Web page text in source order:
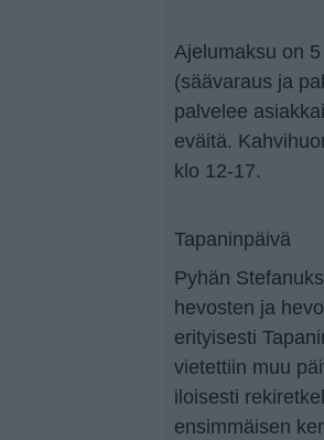
Ajelumaksu on
(säävaraus ja
palvelee
eväitä.
klo 12-17.
Tapaninpäivä
Pyhän
hevosten ja
erityisesti
vietettiin muu
iloisesti
ensimmäisen